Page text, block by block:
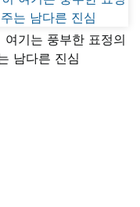
기는 풍부한 표정의
남다른 진심